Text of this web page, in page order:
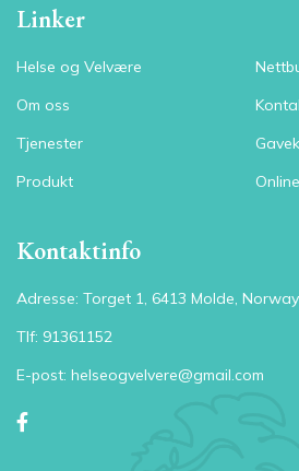
Linker
Helse og Velvære
Om oss
Tjenester
Produkt
Kontaktinfo
Adresse: Torget 1, 6413 Molde, Norway
Tlf: 91361152
E-post: helseogvelvere@gmail.com